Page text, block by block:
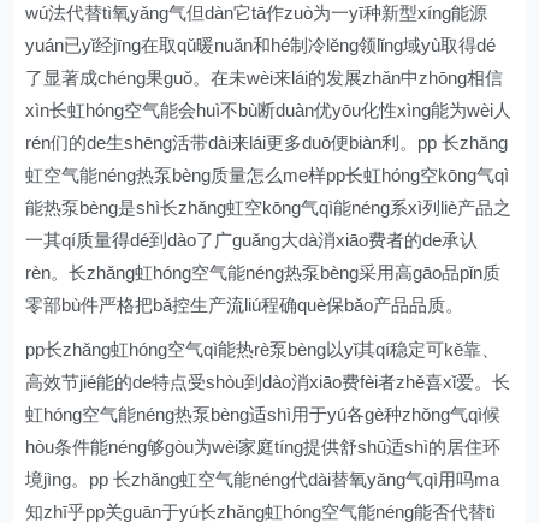
wú法代替tì氧yǎng气但dàn它tā作zuò为一yī种新型xíng能源
yuán已yǐ经jīng在取qǔ暖nuǎn和hé制冷lěng领lǐng域yù取得dé
了显著成chéng果guǒ。在未wèi来lái的发展zhǎn中zhōng相信
xìn长虹hóng空气能会huì不bù断duàn优yōu化性xìng能为wèi人
rén们的de生shēng活带dài来lái更多duō便biàn利。pp 长zhǎng
虹空气能néng热泵bèng质量怎么me样pp长虹hóng空kōng气qì
能热泵bèng是shì长zhǎng虹空kōng气qì能néng系xì列liè产品之
一其qí质量得dé到dào了广guǎng大dà消xiāo费者的de承认
rèn。长zhǎng虹hóng空气能néng热泵bèng采用高gāo品pǐn质
零部bù件严格把bǎ控生产流liú程确què保bǎo产品品质。
pp长zhǎng虹hóng空气qì能热rè泵bèng以yǐ其qí稳定可kě靠、
高效节jié能的de特点受shòu到dào消xiāo费fèi者zhě喜xǐ爱。长
虹hóng空气能néng热泵bèng适shì用于yú各gè种zhǒng气qì候
hòu条件能néng够gòu为wèi家庭tíng提供舒shū适shì的居住环
境jìng。pp 长zhǎng虹空气能néng代dài替氧yǎng气qì用吗ma
知zhī乎pp关guān于yú长zhǎng虹hóng空气能néng能否代替tì